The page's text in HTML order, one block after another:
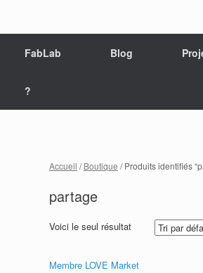
FabLab Blog
?
Accueil /Boutique / Produits identifiés
partage
Voici le seul résultat
Membre LOVE Market